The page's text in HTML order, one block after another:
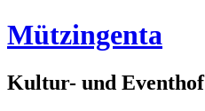
Zum
Inhalt
Mützingenta
Kultur- und Eventhof